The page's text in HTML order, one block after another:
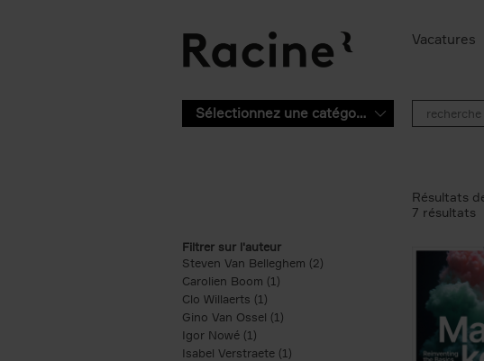
Vacatures
Sélectionnez une catégorie
Filtrer sur l'auteur
Steven Van Belleghem (2) Apply Steven Van Belleghem
Carolien Boom (1)
Clo Willaerts (1)
Gino Van Ossel (1)
Igor Nowé (1)
Isabel Verstraete (1) Apply Isabel Verstraete filter
Résultats
7 résultats